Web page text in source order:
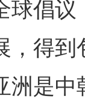
球倡
，得
洲是